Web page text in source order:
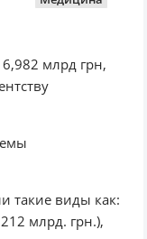
млрд грн,
такие виды как:
млрд. грн.),